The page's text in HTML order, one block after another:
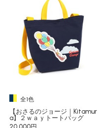
全1色
【おさるのジョージ｜Kitamur
a】２ｗａｙトートバッグ